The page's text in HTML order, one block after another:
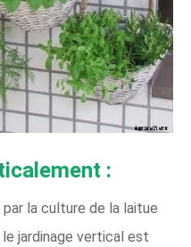
:
la culture de la laitue
jardinage vertical est